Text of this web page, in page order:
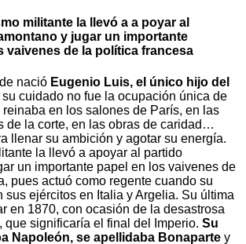
militante la llevó a a poyar al
y jugar un importante
vaivenes de la política francesa
nació Eugenio Luis, el único hijo del
su cuidado no fue la ocupación única de
reinaba en los salones de París, en las
de la corte, en las obras de caridad…
llenar su ambición y agotar su energía.
la llevó a apoyar al partido
un importante papel en los vaivenes de
pues actuó como regente cuando su
sus ejércitos en Italia y Argelia. Su última
en 1870, con ocasión de la desastrosa
que significaría el final del Imperio. Su
Napoleón, se apellidaba Bonaparte y